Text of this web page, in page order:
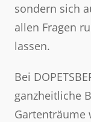
sondern sich
allen Fragen
lassen.
Bei
ganzheitliche
Gartenträume